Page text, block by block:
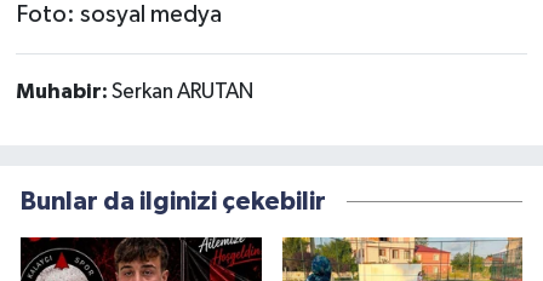
Foto: sosyal medya
Muhabir: Serkan ARUTAN
Bunlar da ilginizi çekebilir